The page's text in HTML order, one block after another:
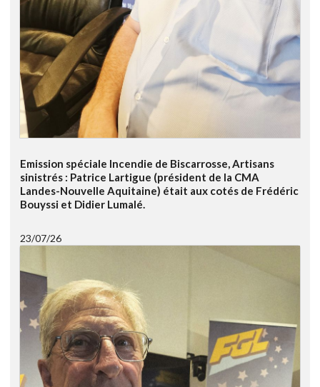
Emission spéciale Incendie de Biscarrosse, Artisans
sinistrés : Patrice Lartigue (président de la CMA
Landes-Nouvelle Aquitaine) était aux cotés de Frédéric
Bouyssi et Didier Lumalé.
23/07/26